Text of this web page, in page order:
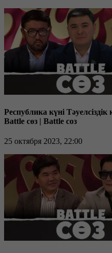
Республика күні
Battle сөз | Battle соз
25 октября 2023, 22:00